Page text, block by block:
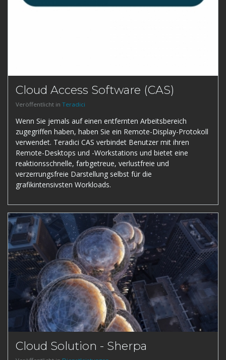
Cloud Access Software (CAS)
Veröffentlicht in Teradici
Wenn Sie jemals auf einen entfernten Arbeitsbereich
zugegriffen haben, haben Sie ein Remote-Display-Protokoll
verwendet. Teradici CAS verbindet Benutzer mit ihren
Remote-Desktops und -Workstations und bietet eine
reaktionsschnelle, farbgetreue, verlustfreie und
verzerrungsfreie Darstellung selbst für die
grafikintensivsten Workloads.
Cloud Solution - Sherpa